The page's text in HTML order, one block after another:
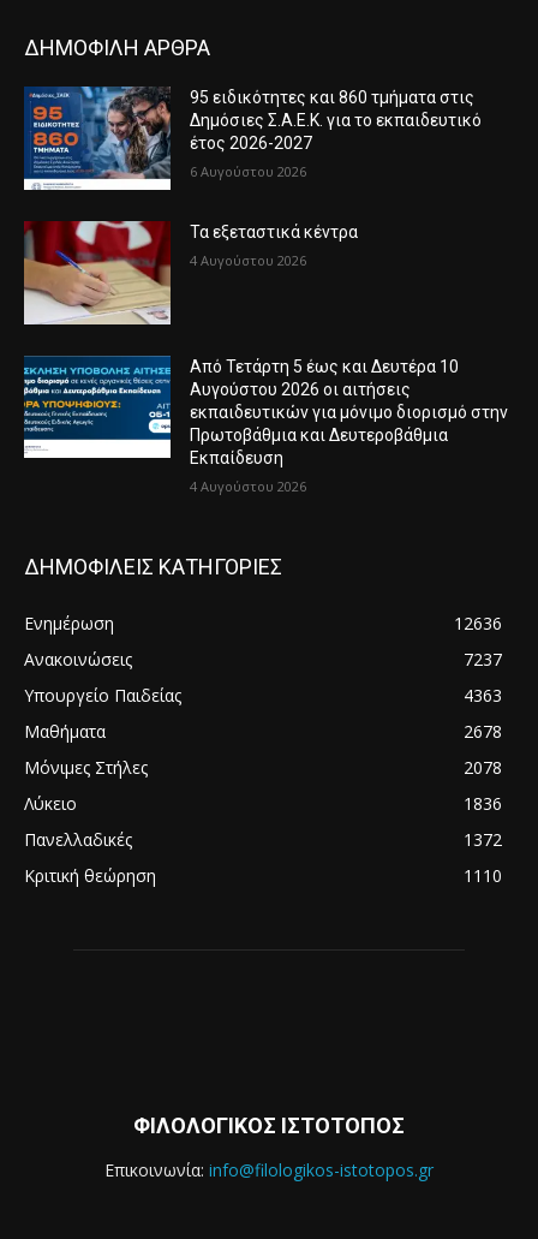
ΔΗΜΟΦΙΛΗ ΑΡΘΡΑ
95 ειδικότητες και 860 τμήματα στις
Δημόσιες Σ.Α.Ε.Κ. για το εκπαιδευτικό
έτος 2026-2027
6 Αυγούστου 2026
Τα εξεταστικά κέντρα
4 Αυγούστου 2026
Από Τετάρτη 5 έως και Δευτέρα 10
Αυγούστου 2026 οι αιτήσεις
εκπαιδευτικών για μόνιμο διορισμό στην
Πρωτοβάθμια και Δευτεροβάθμια
Εκπαίδευση
4 Αυγούστου 2026
ΔΗΜΟΦΙΛΕΙΣ ΚΑΤΗΓΟΡΙΕΣ
Ενημέρωση
12636
Ανακοινώσεις
7237
Υπουργείο Παιδείας
4363
Μαθήματα
2678
Μόνιμες Στήλες
2078
Λύκειο
1836
Πανελλαδικές
1372
Κριτική θεώρηση
1110
ΦΙΛΟΛΟΓΙΚΟΣ ΙΣΤΟΤΟΠΟΣ
Επικοινωνία: info@filologikos-istotopos.gr